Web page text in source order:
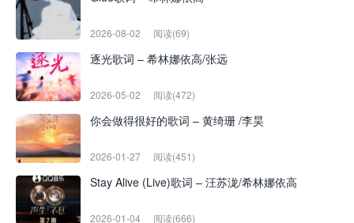
2026-08-02 阅读(69)
逐光歌词 – 希林娜依高/张远
2026-05-02 阅读(472)
你会做得很好的歌词 – 黄绮珊 /李昊
2026-01-27 阅读(451)
Stay Alive (Live)歌词 – 汪苏泷/希林娜依高
2026-01-04 阅读(666)